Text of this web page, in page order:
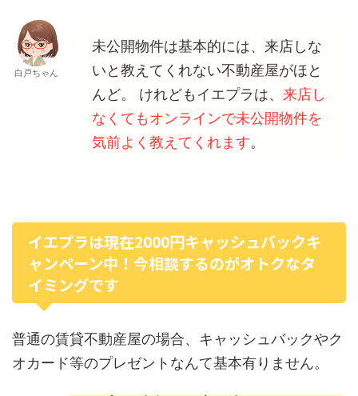
白戸ちゃん
未公開物件は基本的には、来店しな
いと教えてくれない不動産屋がほと
んど。 けれどもイエプラは、 来店し
なくてもオンラインで未公開物件を
気前よく教えてくれます。
イエプラは現在2000円キャッシュバックキ
ャンペーン中！今相談するのがオトクなタ
イミングです
普通の賃貸不動産屋の場合、キャッシュバックやク
オカード等のプレゼントなんて基本有りません。